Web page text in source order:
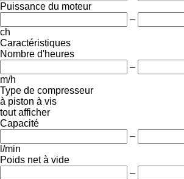
Puissance du moteur
–
ch
Caractéristiques
Nombre d'heures
–
m/h
Type de compresseur
à piston à vis
tout afficher
Capacité
–
l/min
Poids net à vide
–